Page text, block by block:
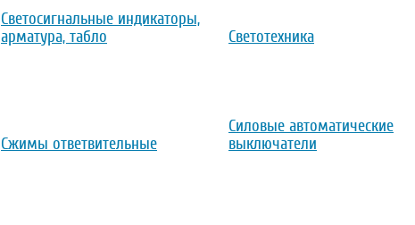
Светосигнальные индикаторы,
арматура, табло
Светотехника
Сжимы ответвительные
Силовые автоматические
выключатели